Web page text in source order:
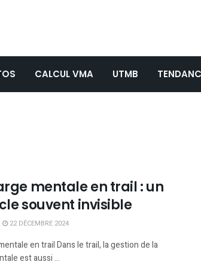
CALCUL VMA UTMB
mentale en trail : un
souvent invisible
22 DÉCEMBRE 2024
en trail Dans le trail, la gestion de la
est aussi ...